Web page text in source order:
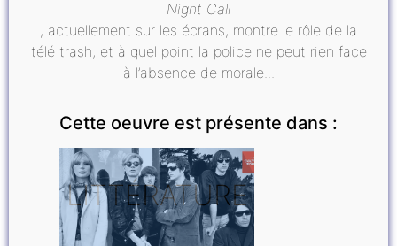
Night Call
, actuellement sur les écrans, montre le rôle de la
télé trash, et à quel point la police ne peut rien face
à l’absence de morale...
Cette oeuvre est présente dans :
LITTÉRATURE